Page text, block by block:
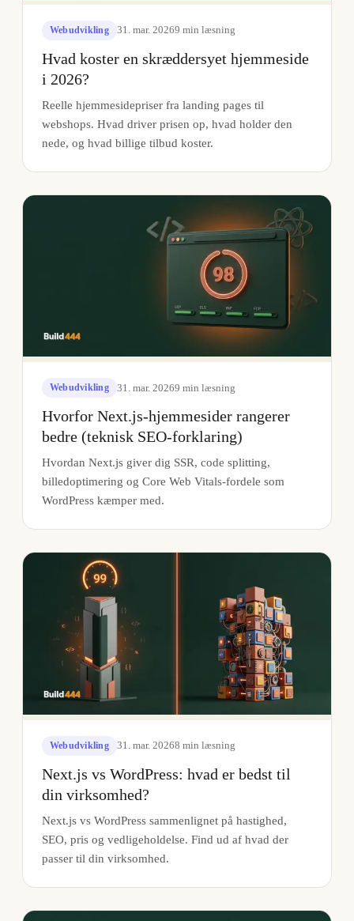
Webudvikling 31. mar. 20269 min læsning
Hvad koster en skræddersyet hjemmeside
i 2026?
Reelle hjemmesidepriser fra landing pages til
webshops. Hvad driver prisen op, hvad holder den
nede, og hvad billige tilbud koster.
Webudvikling 31. mar. 20269 min læsning
Hvorfor Next.js-hjemmesider rangerer
bedre (teknisk SEO-forklaring)
Hvordan Next.js giver dig SSR, code splitting,
billedoptimering og Core Web Vitals-fordele som
WordPress kæmper med.
Webudvikling 31. mar. 20268 min læsning
Next.js vs WordPress: hvad er bedst til
din virksomhed?
Next.js vs WordPress sammenlignet på hastighed,
SEO, pris og vedligeholdelse. Find ud af hvad der
passer til din virksomhed.